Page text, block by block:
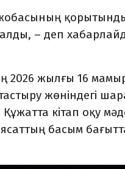
– деп
жылғы 16
жөніндегі
Құжатта кітап оқу
басым